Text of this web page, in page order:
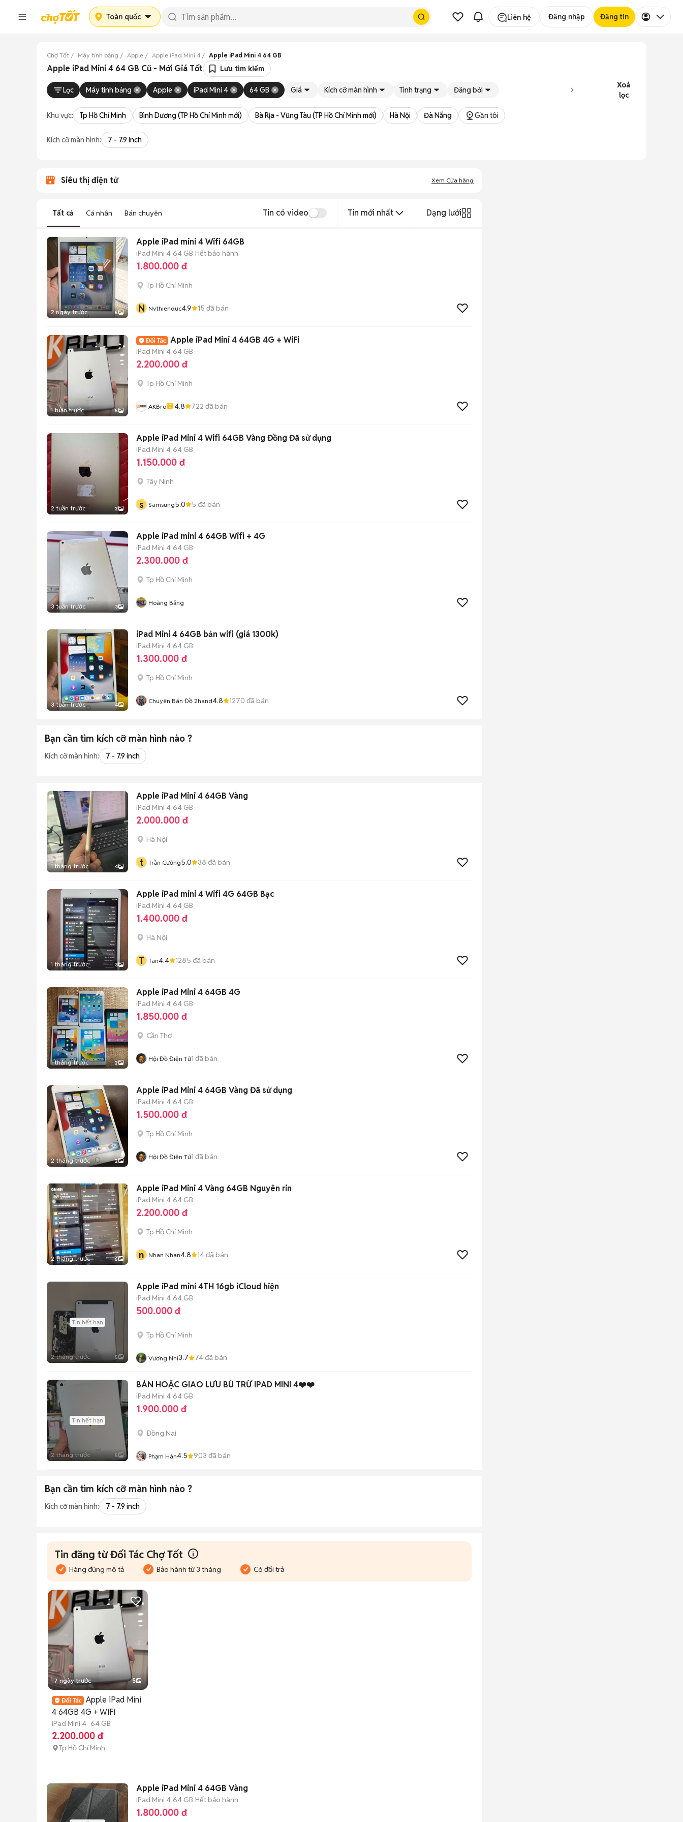
Toàn quốc Liên hệ Đăng nhập Đăng tin
Chợ Tốt Máy tính bảng Apple Apple iPad Mini 4 Apple iPad Mini 4 64 GB
Apple iPad Mini 4 64 GB Cũ - Mới Giá Tốt Lưu tìm kiếm
Lọc Máy tính bảng Apple iPad Mini 4 64 GB Giá Kích cỡ màn hình Tình trạng Đăng bởi
Xoá
lọc
Khu vực: Tp Hồ Chí Minh Bình Dương (TP Hồ Chí Minh mới) Bà Rịa - Vũng Tàu (TP Hồ Chí Minh mới) Hà Nội Đà Nẵng Gần tôi
Kích cỡ màn hình: 7 - 7.9 inch
Siêu thị điện tử Xem Cửa hàng
Tất cả Cá nhân Bán chuyên Tin có video Tin mới nhất Dạng lưới
2 ngày trước 6
Apple iPad mini 4 Wifi 64GB
iPad Mini 4 64 GB Hết bảo hành
1.800.000 đ
Tp Hồ Chí Minh
N Nvthienduc4.9 15 đã bán
1 tuần trước 5
Apple iPad Mini 4 64GB 4G + WiFi
iPad Mini 4 64 GB
2.200.000 đ
Tp Hồ Chí Minh
AKBro 4.8 722 đã bán
2 tuần trước 2
Apple iPad Mini 4 Wifi 64GB Vàng Đồng Đã sử dụng
iPad Mini 4 64 GB
1.150.000 đ
Tây Ninh
s Samsung5.0 5 đã bán
3 tuần trước 3
Apple iPad mini 4 64GB Wifi + 4G
iPad Mini 4 64 GB
2.300.000 đ
Tp Hồ Chí Minh
Hoàng Bằng
3 tuần trước 4
iPad Mini 4 64GB bản wifi (giá 1300k)
iPad Mini 4 64 GB
1.300.000 đ
Tp Hồ Chí Minh
Chuyên Bán Đồ 2hand4.8 1270 đã bán
Bạn cần tìm kích cỡ màn hình nào ?
Kích cỡ màn hình: 7 - 7.9 inch
1 tháng trước 4
Apple iPad Mini 4 64GB Vàng
iPad Mini 4 64 GB
2.000.000 đ
Hà Nội
t Trần Cường5.0 38 đã bán
1 tháng trước 3
Apple iPad mini 4 Wifi 4G 64GB Bạc
iPad Mini 4 64 GB
1.400.000 đ
Hà Nội
T Tan4.4 1285 đã bán
1 tháng trước 2
Apple iPad Mini 4 64GB 4G
iPad Mini 4 64 GB
1.850.000 đ
Cần Thơ
Hội Đồ Điện Tử1 đã bán
2 tháng trước 2
Apple iPad Mini 4 64GB Vàng Đã sử dụng
iPad Mini 4 64 GB
1.500.000 đ
Tp Hồ Chí Minh
Hội Đồ Điện Tử1 đã bán
2 tháng trước 6
Apple iPad Mini 4 Vàng 64GB Nguyên rin
iPad Mini 4 64 GB
2.200.000 đ
Tp Hồ Chí Minh
n Nhan Nhan4.8 14đã bán
Tin hết hạn
2 tháng trước 5
Apple iPad mini 4TH 16gb iCloud hiện
iPad Mini 4 64 GB
500.000 đ
Tp Hồ Chí Minh
Vương Nhi3.7 74đã bán
Tin hết hạn
2 tháng trước 5
BÁN HOẶC GIAO LƯU BÙ TRỪ IPAD MINI 4❤️❤️
iPad Mini 4 64 GB
1.900.000 đ
Đồng Nai
Phạm Hân4.5 903 đã bán
Bạn cần tìm kích cỡ màn hình nào ?
Kích cỡ màn hình: 7 - 7.9 inch
Tin đăng từ Đối Tác Chợ Tốt
Hàng đúng mô tả Bảo hành từ 3 tháng Có đổi trả
7 ngày trước 5
Apple iPad Mini
4 64GB 4G + WiFi
iPad Mini 4 64 GB
2.200.000 đ
Tp Hồ Chí Minh
Apple iPad Mini 4 64GB Vàng
iPad Mini 4 64 GB Hết bảo hành
1.800.000 đ